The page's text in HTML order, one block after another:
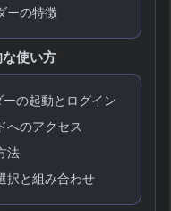
ーの特徴
使い方
の起動とログイン
へのアクセス
法
択と組み合わせ